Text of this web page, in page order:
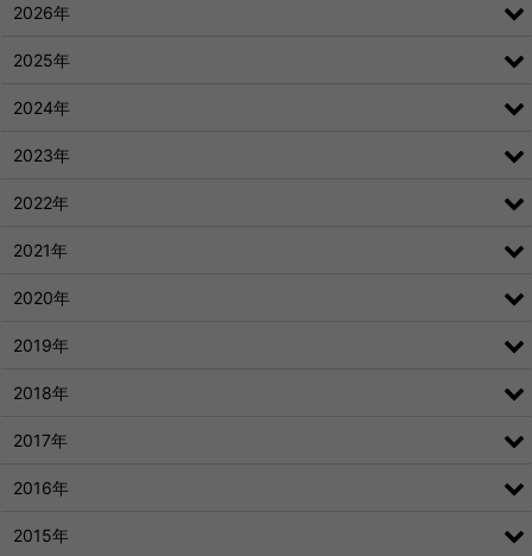
2026年
2025年
2024年
2023年
2022年
2021年
2020年
2019年
2018年
2017年
2016年
2015年